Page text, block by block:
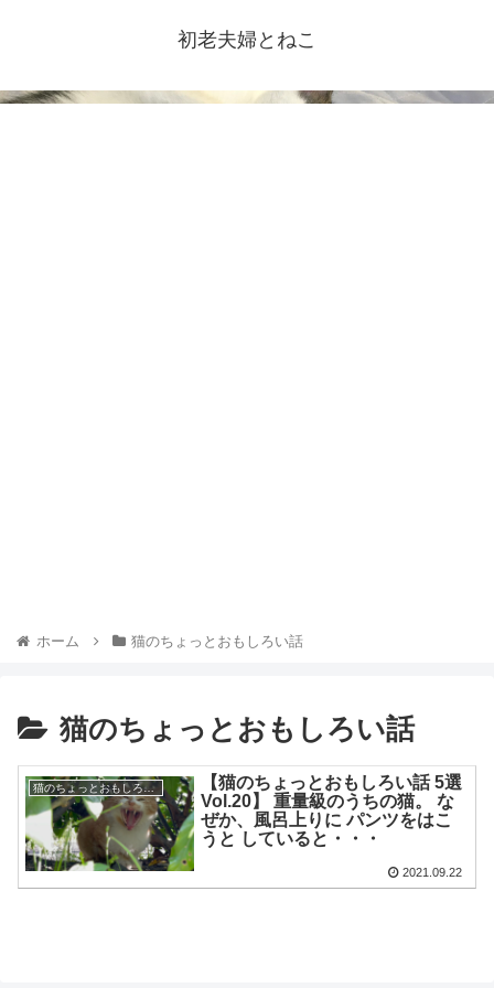
初老夫婦とねこ
ホーム 猫のちょっとおもしろい話
猫のちょっとおもしろい話
猫のちょっとおもしろい話
【猫のちょっとおもしろい話 5選
Vol.20】 重量級のうちの猫。 な
ぜか、風呂上りに パンツをはこ
うと していると・・・
2021.09.22